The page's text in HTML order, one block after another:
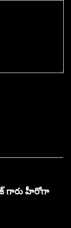
గారు హీరోగా